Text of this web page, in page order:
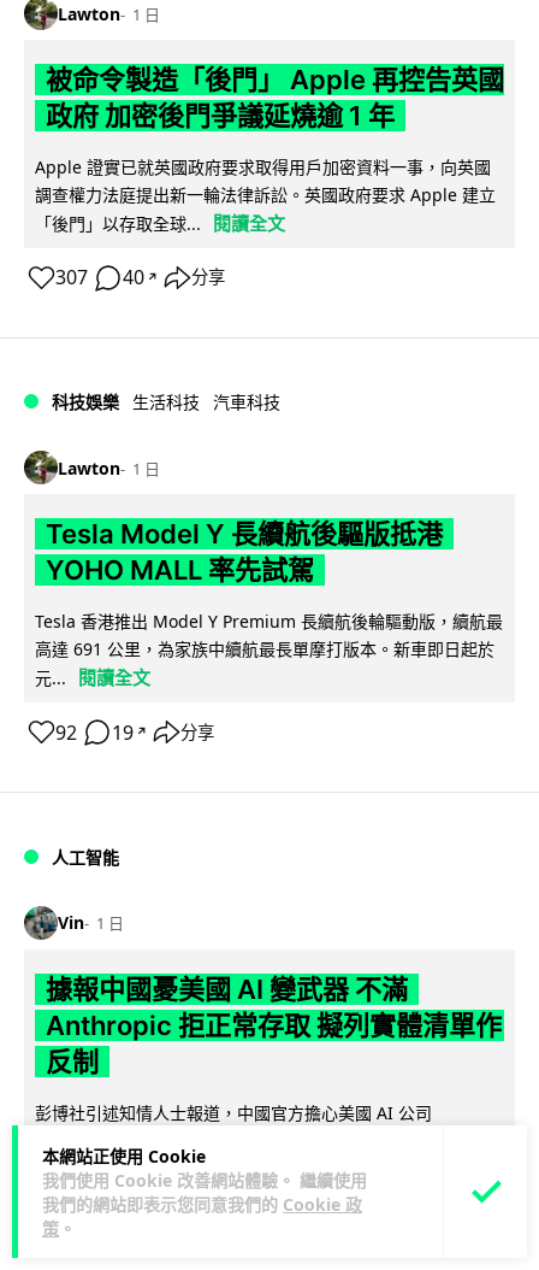
本網站正使用 Cookie
我們使用 Cookie 改善網站體驗。 繼續使用
我們的網站即表示您同意我們的 Cookie 政
策 。
Lawton 1 日
被命令製造「後門」 Apple 再控告英國
政府 加密後門爭議延燒逾 1 年
Apple 證實已就英國政府要求取得用戶加密資料一事，向英國
調查權力法庭提出新一輪法律訴訟。英國政府要求 Apple 建立
「後門」以存取全球...
閱讀全文
307 40 ↗ 分享
科技娛樂 生活科技 汽車科技
Lawton 1 日
Tesla Model Y 長續航後驅版抵港
YOHO MALL 率先試駕
Tesla 香港推出 Model Y Premium 長續航後輪驅動版，續航最
高達 691 公里，為家族中續航最長單摩打版本。新車即日起於
元...
閱讀全文
92 19 ↗ 分享
人工智能
Vin 1 日
據報中國憂美國 AI 變武器 不滿
Anthropic 拒正常存取 擬列實體清單作
反制
彭博社引述知情人士報道，中國官方擔心美國 AI 公司
究反制方案。知... 閱讀全文
1